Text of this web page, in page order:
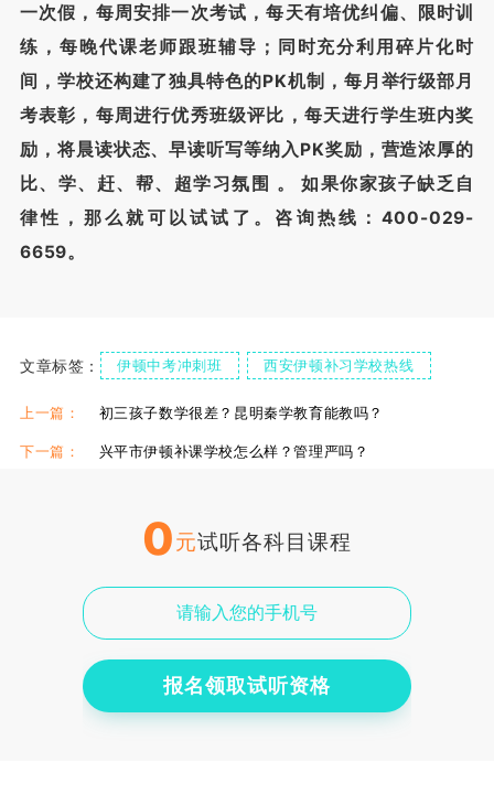
一次假，每周安排一次考试，每天有培优纠偏、限时训
练，每晚代课老师跟班辅导；同时充分利用碎片化时
间，学校还构建了独具特色的PK机制，每月举行级部月
考表彰，每周进行优秀班级评比，每天进行学生班内奖
励，将晨读状态、早读听写等纳入PK奖励，营造浓厚的
比、学、赶、帮、超学习氛围 。 如果你家孩子缺乏自
律性，那么就可以试试了。咨询热线：400-029-
6659。
文章标签： 伊顿中考冲刺班 西安伊顿补习学校热线
伊顿高三辅导班 伊顿中考冲刺班优势
西安伊顿高三全日制 伊顿地址
上一篇： 初三孩子数学很差？昆明秦学教育能教吗？
下一篇： 兴平市伊顿补课学校怎么样？管理严吗？
0元试听各科目课程
报名领取试听资格